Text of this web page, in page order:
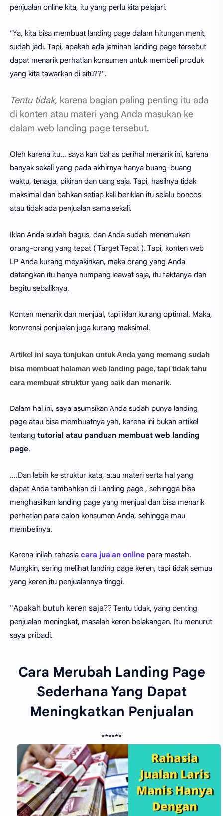
penjualan online kita, itu yang perlu kita pelajari.
"Ya, kita bisa membuat landing page dalam hitungan menit,
sudah jadi. Tapi, apakah ada jaminan landing page tersebut
dapat menarik perhatian konsumen untuk membeli produk
yang kita tawarkan di situ??".
Tentu tidak, karena bagian paling penting itu ada
di konten atau materi yang Anda masukan ke
dalam web landing page tersebut.
Oleh karena itu... saya kan bahas perihal menarik ini, karena
banyak sekali yang pada akhirnya hanya buang-buang
waktu, tenaga, pikiran dan uang saja. Tapi, hasilnya tidak
maksimal dan bahkan setiap kali beriklan itu selalu boncos
atau tidak ada penjualan sama sekali.
Iklan Anda sudah bagus, dan Anda sudah menemukan
orang-orang yang tepat ( Target Tepat ). Tapi, konten web
LP Anda kurang meyakinkan, maka orang yang Anda
datangkan itu hanya numpang leawat saja, itu faktanya dan
begitu sebaliknya.
Konten menarik dan menjual, tapi iklan kurang optimal. Maka,
konvrensi penjualan juga kurang maksimal.
Artikel ini saya tunjukan untuk Anda yang memang sudah
bisa membuat halaman web landing page, tapi tidak tahu
cara membuat struktur yang baik dan menarik.
Dalam hal ini, saya asumsikan Anda sudah punya landing
page atau bisa membuatnya yah, karena ini bukan artikel
tentang tutorial atau panduan membuat web landing
page.
....Dan lebih ke struktur kata, atau materi serta hal yang
dapat Anda tambahkan di Landing page , sehingga bisa
menghasilkan landing page yang menjual dan bisa menarik
perhatian para calon konsumen Anda, sehingga mau
membelinya.
Karena inilah rahasia cara jualan online para mastah.
Mungkin, sering melihat landing page keren, tapi tidak semua
yang keren itu penjualannya tinggi.
"Apakah butuh keren saja?? Tentu tidak, yang penting
penjualan meningkat, masalah keren belakangan. Itu menurut
saya pribadi.
Cara Merubah Landing Page
Sederhana Yang Dapat
Meningkatkan Penjualan
******